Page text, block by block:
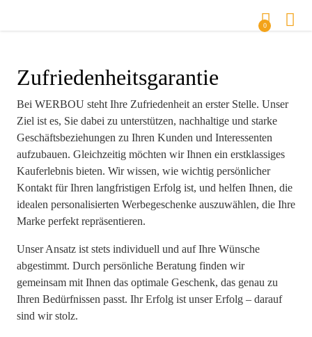
0
Zufriedenheitsgarantie
Bei WERBOU steht Ihre Zufriedenheit an erster Stelle. Unser
Ziel ist es, Sie dabei zu unterstützen, nachhaltige und starke
Geschäftsbeziehungen zu Ihren Kunden und Interessenten
aufzubauen. Gleichzeitig möchten wir Ihnen ein erstklassiges
Kauferlebnis bieten. Wir wissen, wie wichtig persönlicher
Kontakt für Ihren langfristigen Erfolg ist, und helfen Ihnen, die
idealen personalisierten Werbegeschenke auszuwählen, die Ihre
Marke perfekt repräsentieren.
Unser Ansatz ist stets individuell und auf Ihre Wünsche
abgestimmt. Durch persönliche Beratung finden wir
gemeinsam mit Ihnen das optimale Geschenk, das genau zu
Ihren Bedürfnissen passt. Ihr Erfolg ist unser Erfolg – darauf
sind wir stolz.